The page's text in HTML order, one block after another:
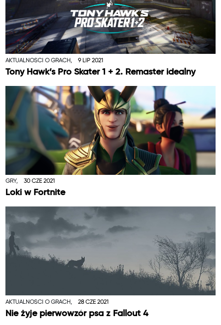
AKTUALNOŚCI O GRACH, 9 LIP 2021
Tony Hawk’s Pro Skater 1 + 2. Remaster idealny
GRY, 30 CZE 2021
Loki w Fortnite
AKTUALNOŚCI O GRACH, 28 CZE 2021
Nie żyje pierwowzór psa z Fallout 4